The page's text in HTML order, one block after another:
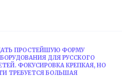
ПРОСТЕЙШУЮ ФОРМУ
ДЛЯ РУССКОГО
ФОКУСИРОВКА КРЕПКАЯ, НО
ТРЕБУЕТСЯ БОЛЬШАЯ